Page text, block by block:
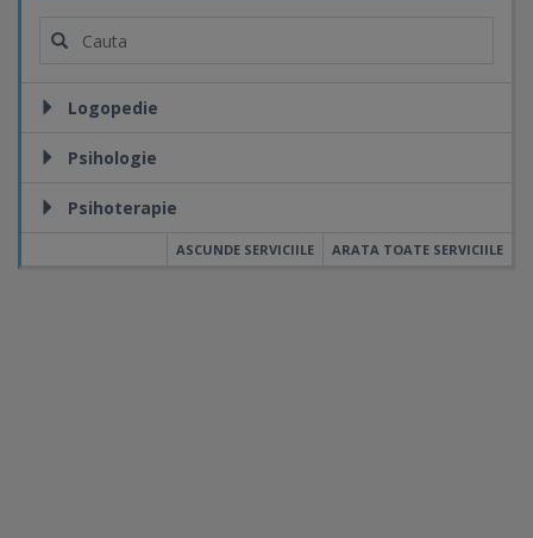
Logopedie
Psihologie
Psihoterapie
ARATA TOATE SERVICIILE
ASCUNDE SERVICIILE